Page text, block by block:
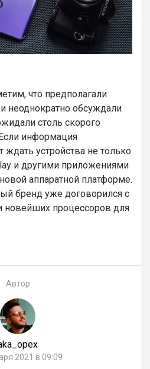
что предполагали
неоднократно обсуждали
столь скорого
информация
ждать устройства не только
и другими приложениями
аппаратной платформе.
бренд уже договорился с
новейших процессоров для
Автор
2021 в 09:09